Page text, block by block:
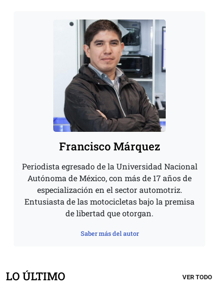
Francisco Márquez
Periodista egresado de la Universidad Nacional
Autónoma de México, con más de 17 años de
especialización en el sector automotriz.
Entusiasta de las motocicletas bajo la premisa
de libertad que otorgan.
Saber más del autor
LO ÚLTIMO VER TODO